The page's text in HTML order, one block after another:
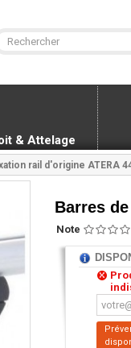
& Attelage
rail d'origine ATERA
Barres
Note